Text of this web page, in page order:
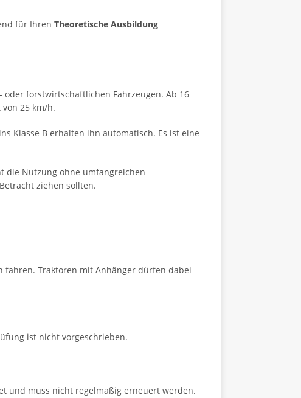
für Ihren Theoretische Ausbildung
oder forstwirtschaftlichen Fahrzeugen. Ab 16
25 km/h.
Klasse B erhalten ihn automatisch. Es ist eine
die Nutzung ohne umfangreichen
ziehen sollten.
fahren. Traktoren mit Anhänger dürfen dabei
ist nicht vorgeschrieben.
und muss nicht regelmäßig erneuert werden.